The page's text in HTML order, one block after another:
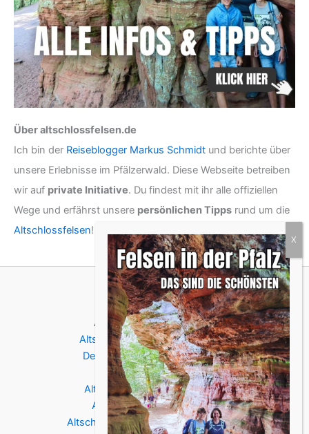
Über altschlossfelsen.de
Ich bin der Reiseblogger Markus Schmidt und berichte über
unsere Erlebnisse im Pfälzerwald. Diese Webseite betreiben
wir auf private Initiative. Du findest mit ihr alle offiziellen
Wege und erfährst unsere persönlichen Tipps rund um die
Altschlossfelsen!
Altschlossfelsen
Altschlossfelsen Toegang
Altschlossfelsen Openingstijden
De Altschlossfelsen Wandeling
Altschlosspfad
Altschlossfelsen met kinderen
Altschlossfelsen met hond
Altschlossfelsen Routebeschrijvingen